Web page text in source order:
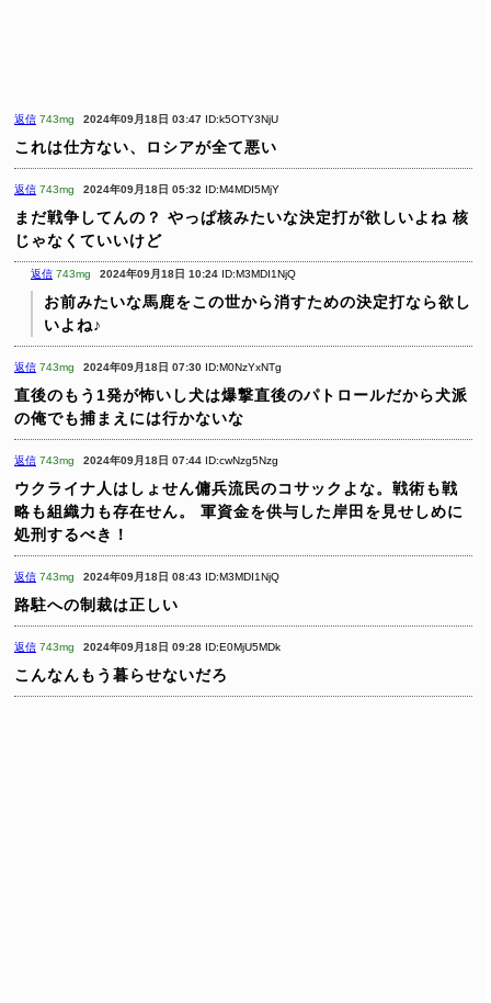
返信 743mg 2024年09月18日 03:47 ID:k5OTY3NjU
これは仕方ない、ロシアが全て悪い
返信 743mg 2024年09月18日 05:32 ID:M4MDI5MjY
まだ戦争してんの？ やっぱ核みたいな決定打が欲しいよね 核
じゃなくていいけど
返信 743mg 2024年09月18日 10:24 ID:M3MDI1NjQ
お前みたいな馬鹿をこの世から消すための決定打なら欲し
いよね♪
返信 743mg 2024年09月18日 07:30 ID:M0NzYxNTg
直後のもう1発が怖いし犬は爆撃直後のパトロールだから犬派
の俺でも捕まえには行かないな
返信 743mg 2024年09月18日 07:44 ID:cwNzg5Nzg
ウクライナ人はしょせん傭兵流民のコサックよな。戦術も戦
略も組織力も存在せん。
軍資金を供与した岸田を見せしめに
処刑するべき！
返信 743mg 2024年09月18日 08:43 ID:M3MDI1NjQ
路駐への制裁は正しい
返信 743mg 2024年09月18日 09:28 ID:E0MjU5MDk
こんなんもう暮らせないだろ